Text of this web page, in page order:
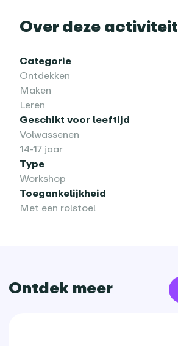
Over deze activiteit
Categorie
Ontdekken
Maken
Leren
Geschikt voor leeftijd
Volwassenen
14-17 jaar
Type
Workshop
Toegankelijkheid
Met een rolstoel
Ontdek meer